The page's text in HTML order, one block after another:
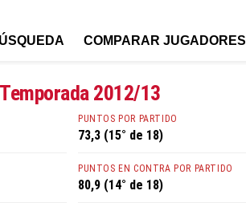
COMPARAR JUGADORES
2012/13
PUNTOS POR PARTIDO
73,3 (15° de 18)
PUNTOS EN CONTRA POR PARTIDO
80,9 (14° de 18)